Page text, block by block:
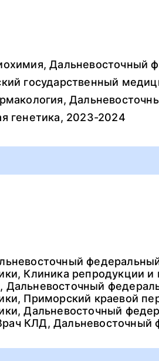
Дальневосточный
государственный
генетика, 2023-2024
Клиника репродукции и
Приморский краевой
Дальневосточный
КЛД, Дальневосточный